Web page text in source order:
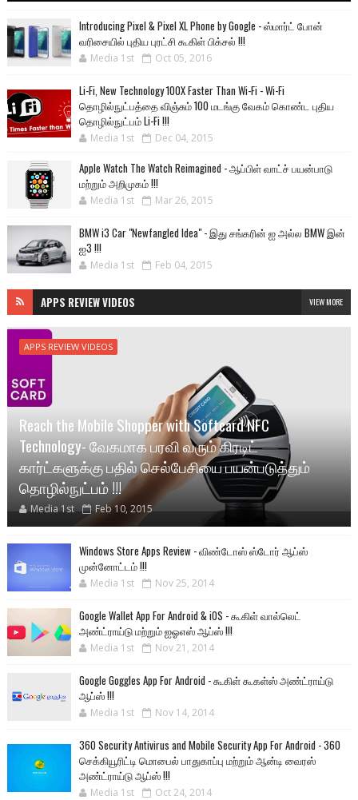
Introducing Pixel & Pixel XL Phone by Google - ஸ்மார்ட் போன்
வரிசையில் புதிய புரட்சி கூகிள் பிக்சல் !!!
Media 1st Oct 05, 2016
Li-Fi, New Technology 100X Faster Than Wi-Fi - Wi-Fi
தொழில்நுட்பத்தை விஞ்சும் 100 மடங்கு வேகம் கொண்ட புதிய
தொழில்நுட்பம் Li-Fi !!!
Media 1st Dec 04, 2015
Apple Watch The Watch Reimagined - ஆப்பிள் வாட்ச் பயன்பாடு
மற்றும் அறிமுகம் !!!
Media 1st Mar 26, 2015
BMW i3 Car "Newfangled Idea" - இது சங்கரின் ஐ அல்ல BMW இன்
ஐ3 !!!
Media 1st Feb 04, 2015
APPS REVIEW VIDEOS VIEW MORE
APPS REVIEW VIDEOS
Reach the Mobile Shopper with Softcard NFC
Technology- வேகமாக பரவி வரும் கிரடிட்
கார்ட்களுக்கு பதில் செல்பேசியை பயன்படுத்தும்
தொழில்நுட்பம் !!!
Media 1st Feb 10, 2015
Windows Store Apps Review - விண்டோஸ் ஸ்டோர் ஆப்ஸ்
முன்னோட்டம் !!!
Media 1st Nov 25, 2014
Google Wallet App For Android & iOS - கூகிள் வால்லெட்
அண்ட்ராய்டு மற்றும் ஐஓஎஸ் ஆப்ஸ் !!!
Media 1st Nov 21, 2014
Google Goggles App For Android - கூகிள் கூகள்ஸ் அண்ட்ராய்டு
ஆப்ஸ் !!!
Media 1st Nov 14, 2014
360 Security Antivirus and Mobile Security App For Android - 360
செக்கியூரிட்டி மொபைல் பாதுகாப்பு மற்றும் ஆன்டி வைரஸ்
அண்ட்ராய்டு ஆப்ஸ் !!!
Media 1st Oct 24, 2014